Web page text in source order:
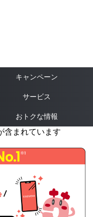
キャンペーン
サービス
おトクな情報
含まれています